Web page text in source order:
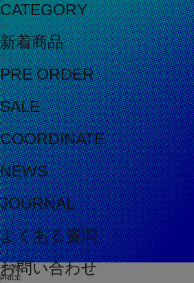
CATEGORY
新着商品
PRE ORDER
SALE
COORDINATE
NEWS
JOURNAL
よくある質問
お問い合わせ
その他
PRICE